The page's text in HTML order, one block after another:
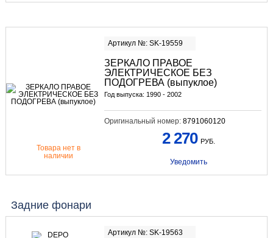
Артикул №: SK-19559
ЗЕРКАЛО ПРАВОЕ
ЭЛЕКТРИЧЕСКОЕ БЕЗ
ПОДОГРЕВА (выпуклое)
Год выпуска: 1990 - 2002
Оригинальный номер: 8791060120
Товара нет в
наличии
2 270 РУБ.
Уведомить
Задние фонари
Артикул №: SK-19563